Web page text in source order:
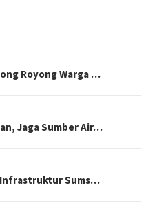
Royong Warga …
Jaga Sumber Air…
Infrastruktur Sums…